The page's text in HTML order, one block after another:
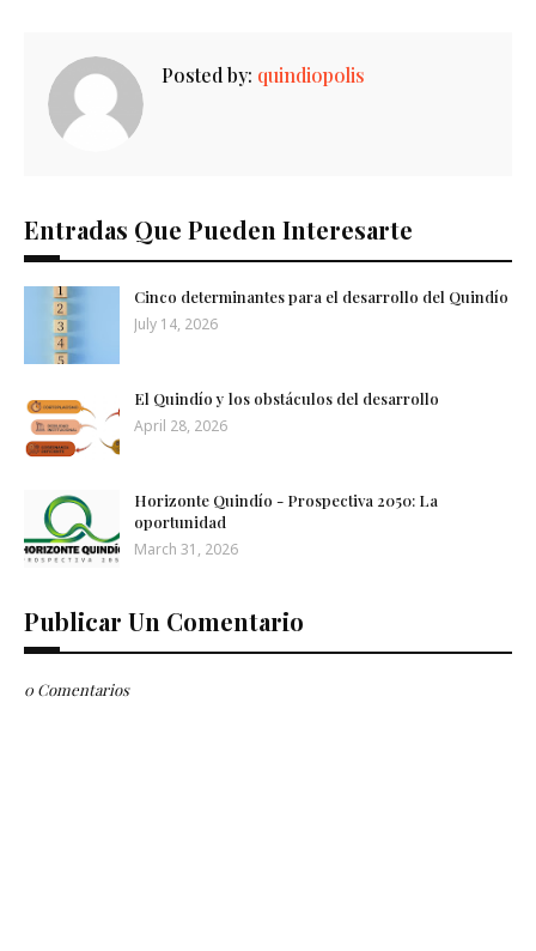
Posted by: quindiopolis
Entradas Que Pueden Interesarte
Cinco determinantes para el desarrollo del Quindío
July 14, 2026
El Quindío y los obstáculos del desarrollo
April 28, 2026
Horizonte Quindío - Prospectiva 2050: La
oportunidad
March 31, 2026
Publicar Un Comentario
0 Comentarios